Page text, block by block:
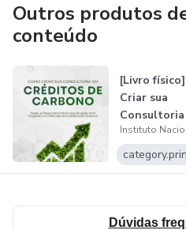
Outros produtos
conteúdo
[Livro
Criar sua
Consultoria
Créditos de
Dúvidas